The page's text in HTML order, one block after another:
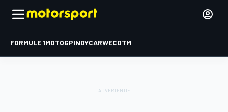
FORMULE 1MOTOGPINDYCARWECDTM